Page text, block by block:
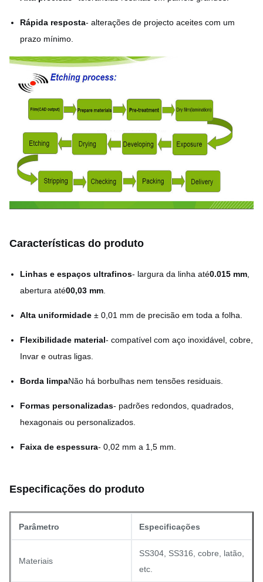
Rápida resposta- alterações de projecto aceites com um
prazo mínimo.
Características do produto
Linhas e espaços ultrafinos- largura da linha até0.015 mm
abertura até00,03 mm
Alta uniformidade ️ ± 0,01 mm de precisão em toda a folha.
Flexibilidade material- compatível com aço inoxidável, cobre,
Invar e outras ligas.
Borda limpaNão há borbulhas nem tensões residuais.
Formas personalizadas- padrões redondos, quadrados,
hexagonais ou personalizados.
Faixa de espessura- 0,02 mm a 1,5 mm.
Especificações do produto
Parâmetro Especificações
Materiais
SS304, SS316, cobre, latão,
etc.